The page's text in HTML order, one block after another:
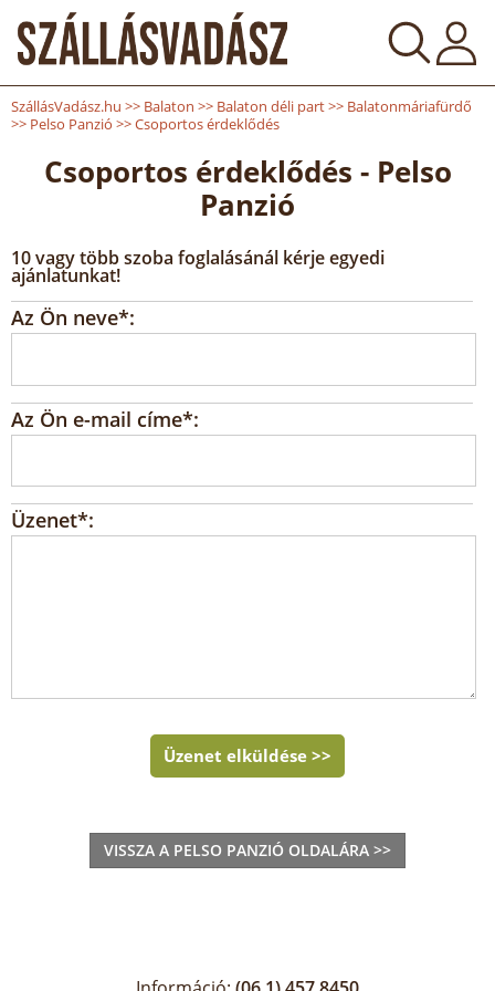
SzállásVadász.hu >> Balaton >> Balaton déli part>> Balatonmáriafürdő
>> Pelso Panzió >>Csoportos érdeklődés
Csoportos érdeklődés - Pelso
Panzió
10 vagy több szoba foglalásánál kérje egyedi
ajánlatunkat!
Az Ön neve*:
Az Ön e-mail címe*:
Üzenet*:
Üzenet elküldése >>
VISSZA A PELSO PANZIÓ OLDALÁRA >>